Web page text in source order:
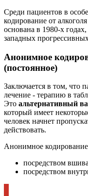
Среди пациентов в
кодирование от
основана в 1980-х
западных
Анонимное
(постоянное)
Заключается в том, что
лечение - терапию в
Это альтернативный
который имеет
человек начнет
действовать.
Анонимное
посредством
посредством